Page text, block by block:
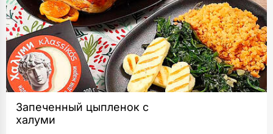
Запеченный цыпленок с
халуми